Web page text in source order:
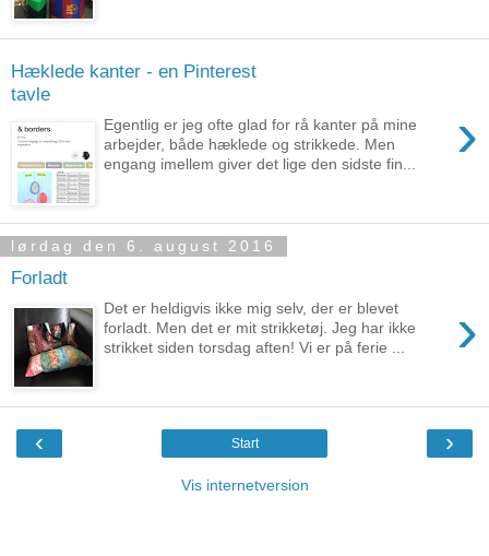
Hæklede kanter - en Pinterest
tavle
›
Egentlig er jeg ofte glad for rå kanter på mine
arbejder, både hæklede og strikkede. Men
engang imellem giver det lige den sidste fin...
lørdag den 6. august 2016
Forladt
›
Det er heldigvis ikke mig selv, der er blevet
forladt. Men det er mit strikketøj. Jeg har ikke
strikket siden torsdag aften! Vi er på ferie ...
‹ ›
Start
Vis internetversion